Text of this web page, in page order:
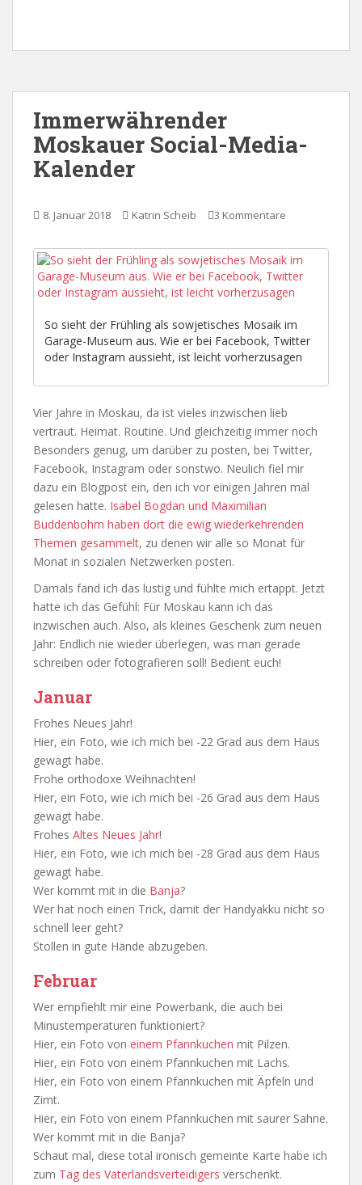
Immerwährender
Moskauer Social-Media-
Kalender
8. Januar 2018 Katrin Scheib 3 Kommentare
So sieht der Frühling als sowjetisches Mosaik im
Garage-Museum aus. Wie er bei Facebook, Twitter
oder Instagram aussieht, ist leicht vorherzusagen
Vier Jahre in Moskau, da ist vieles inzwischen lieb
vertraut. Heimat. Routine. Und gleichzeitig immer noch
Besonders genug, um darüber zu posten, bei Twitter,
Facebook, Instagram oder sonstwo. Neulich fiel mir
dazu ein Blogpost ein, den ich vor einigen Jahren mal
gelesen hatte. Isabel Bogdan und Maximilian
Buddenbohm haben dort die ewig wiederkehrenden
Themen gesammelt, zu denen wir alle so Monat für
Monat in sozialen Netzwerken posten.
Damals fand ich das lustig und fühlte mich ertappt. Jetzt
hatte ich das Gefühl: Für Moskau kann ich das
inzwischen auch. Also, als kleines Geschenk zum neuen
Jahr: Endlich nie wieder überlegen, was man gerade
schreiben oder fotografieren soll! Bedient euch!
Januar
Frohes Neues Jahr!
Hier, ein Foto, wie ich mich bei -22 Grad aus dem Haus
gewagt habe.
Frohe orthodoxe Weihnachten!
Hier, ein Foto, wie ich mich bei -26 Grad aus dem Haus
gewagt habe.
Frohes Altes Neues Jahr!
Hier, ein Foto, wie ich mich bei -28 Grad aus dem Haus
gewagt habe.
Wer kommt mit in die Banja?
Wer hat noch einen Trick, damit der Handyakku nicht so
schnell leer geht?
Stollen in gute Hände abzugeben.
Februar
Wer empfiehlt mir eine Powerbank, die auch bei
Minustemperaturen funktioniert?
Hier, ein Foto von einem Pfannkuchen mit Pilzen.
Hier, ein Foto von einem Pfannkuchen mit Lachs.
Hier, ein Foto von einem Pfannkuchen mit Äpfeln und
Zimt.
Hier, ein Foto von einem Pfannkuchen mit saurer Sahne.
Wer kommt mit in die Banja?
Schaut mal, diese total ironisch gemeinte Karte habe ich
zum Tag des Vaterlandsverteidigers verschenkt.